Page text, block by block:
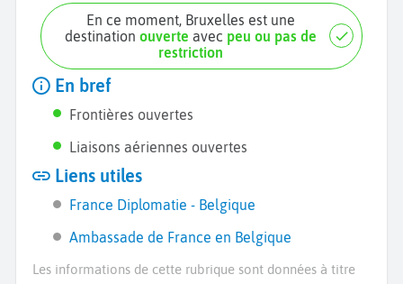
En ce moment, Bruxelles est une
destinationouverte avec peu ou pas de
restriction
En bref
Frontières ouvertes
Liaisons aériennes ouvertes
Liens utiles
France Diplomatie - Belgique
Ambassade de France en Belgique
Les informations de cette rubrique sont données à titre